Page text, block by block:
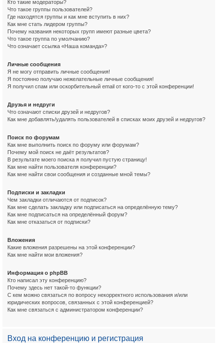
Кто такие модераторы?
Что такое группы пользователей?
Где находятся группы и как мне вступить в них?
Как мне стать лидером группы?
Почему названия некоторых групп имеют разные цвета?
Что такое группа по умолчанию?
Что означает ссылка «Наша команда»?
Личные сообщения
Я не могу отправить личные сообщения!
Я постоянно получаю нежелательные личные сообщения!
Я получил спам или оскорбительный email от кого-то с этой конференции!
Друзья и недруги
Что означают списки друзей и недругов?
Как мне добавлять/удалять пользователей в списках моих друзей и недругов?
Поиск по форумам
Как мне выполнить поиск по форуму или форумам?
Почему мой поиск не даёт результатов?
В результате моего поиска я получил пустую страницу!
Как мне найти пользователя конференции?
Как мне найти свои сообщения и созданные мной темы?
Подписки и закладки
Чем закладки отличаются от подписок?
Как мне сделать закладку или подписаться на определённую тему?
Как мне подписаться на определённый форум?
Как мне отказаться от подписки?
Вложения
Какие вложения разрешены на этой конференции?
Как мне найти мои вложения?
Информация о phpBB
Кто написал эту конференцию?
Почему здесь нет такой-то функции?
С кем можно связаться по вопросу некорректного использования и/или
юридических вопросов, связанных с этой конференцией?
Как мне связаться с администратором конференции?
Вход на конференцию и регистрация